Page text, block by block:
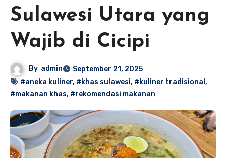
Sulawesi Utara yang
Wajib di Cicipi
By admin
September 21, 2025
#aneka kuliner, #khas sulawesi, #kuliner tradisional ,
#makanan khas, #rekomendasi makanan